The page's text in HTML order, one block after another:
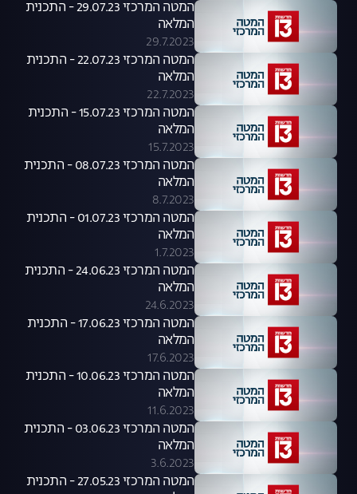
המטה המרכזי 29.07.23 - התכנית
המלאה
29.7.2023
המטה המרכזי 22.07.23 - התכנית
המלאה
22.7.2023
המטה המרכזי 15.07.23 - התכנית
המלאה
15.7.2023
המטה המרכזי 08.07.23 - התכנית
המלאה
8.7.2023
המטה המרכזי 01.07.23 - התכנית
המלאה
1.7.2023
המטה המרכזי 24.06.23 - התכנית
המלאה
24.6.2023
המטה המרכזי 17.06.23 - התכנית
המלאה
17.6.2023
המטה המרכזי 10.06.23 - התכנית
המלאה
11.6.2023
המטה המרכזי 03.06.23 - התכנית
המלאה
3.6.2023
המטה המרכזי 27.05.23 - התכנית